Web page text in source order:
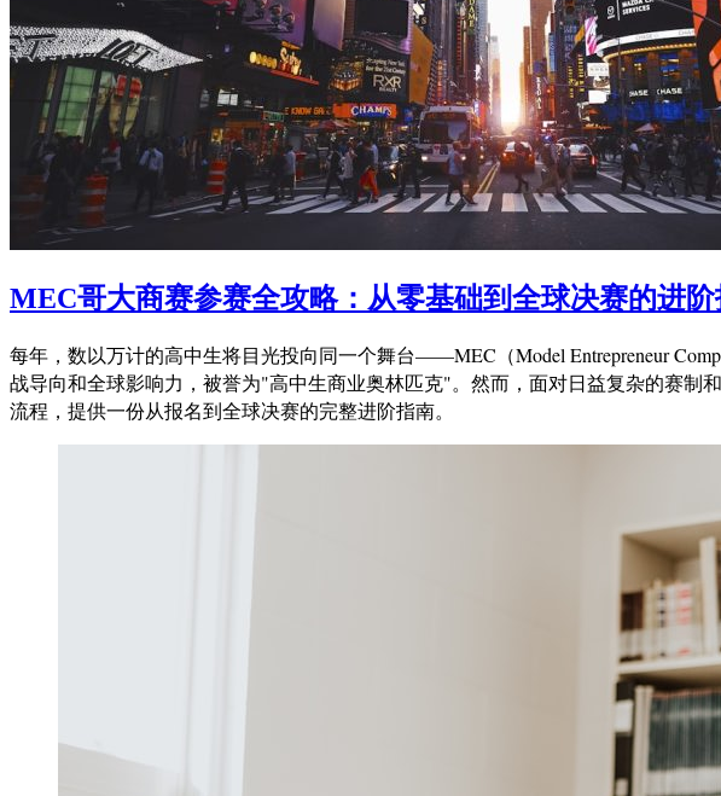
MEC哥大商赛参赛全攻略：从零基础到全球决赛的进
每年，数以万计的高中生将目光投向同一个舞台——MEC（Model Entrepreneur
战导向和全球影响力，被誉为"高中生商业奥林匹克"。然而，面对日益复杂的赛
流程，提供一份从报名到全球决赛的完整进阶指南。